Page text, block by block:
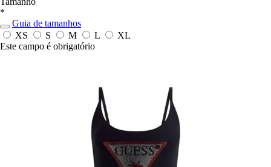
*
Guia de tamanhos
XS
S M L
XL
Este campo é obrigatório